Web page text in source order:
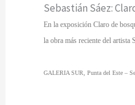
Sebastián Sáez:
En la exposición Claro de
la obra más reciente del artista
GALERIA SUR, Punta del Este –